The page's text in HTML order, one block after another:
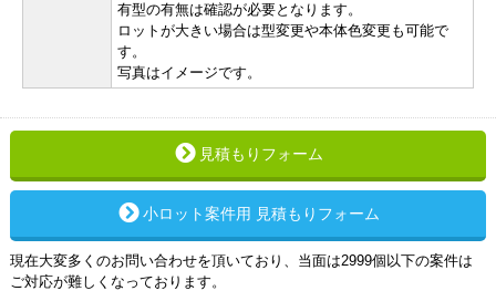
有型の有無は確認が必要となります。
ロットが大きい場合は型変更や本体色変更も可能で
す。
写真はイメージです。
見積もりフォーム
小ロット案件用 見積もりフォーム
現在大変多くのお問い合わせを頂いており、当面は2999個以下の案件は
ご対応が難しくなっております。